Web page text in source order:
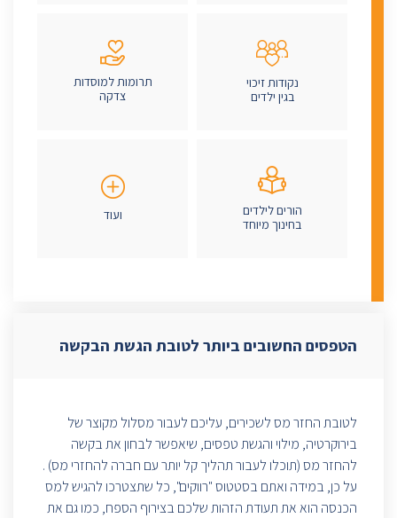
נקודות זיכוי
בגין ילדים
תרומות למוסדות
צדקה
הורים לילדים
בחינוך מיוחד
ועוד
הטפסים החשובים ביותר לטובת הגשת הבקשה
לטובת החזר מס לשכירים, עליכם לעבור מסלול מקוצר של
בירוקרטיה, מילוי והגשת טפסים, שיאפשר לבחון את בקשה
להחזר מס (תוכלו לעבור תהליך קל יותר עם חברה להחזרי מס) .
על כן, במידה ואתם בסטטוס "רווקים", כל שתצטרכו להגיש למס
הכנסה הוא את תעודת הזהות שלכם בצירוף הספח, כמו גם את